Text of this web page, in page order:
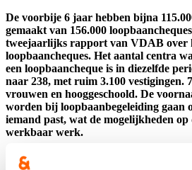
De voorbije 6 jaar hebben bijna
gemaakt van 156.000
tweejaarlijks rapport van VDAB over
loopbaancheques. Het aantal centra
een loopbaancheque is in diezelfde
naar 238, met ruim 3.100 vestigingen.
vrouwen en hooggeschoold. De
worden bij loopbaanbegeleiding gaan
iemand past, wat de mogelijkheden
werkbaar werk.
Lees meer